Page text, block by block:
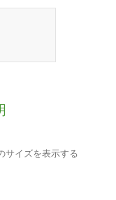
サイズを表示する